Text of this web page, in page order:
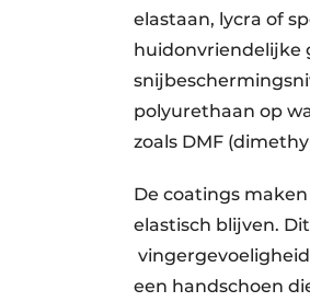
elastaan, lycra of
huidonvriendelijke
polyurethaan op
zoals DMF
De coatings
elastisch blijven.
een handschoen